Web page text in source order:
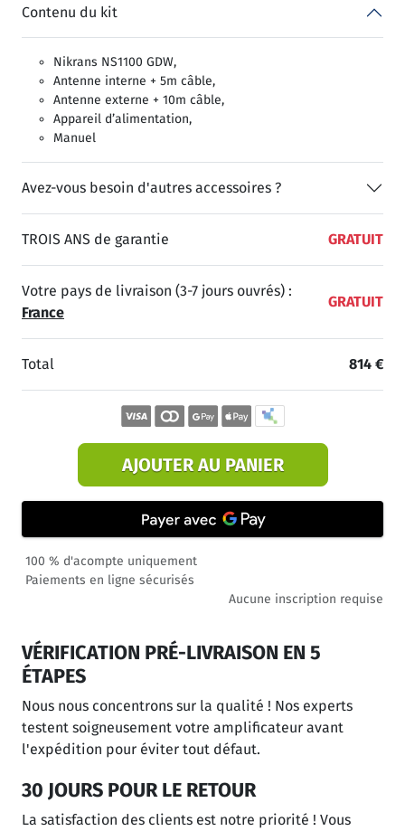
Contenu du kit
Nikrans NS1100 GDW,
Antenne interne + 5m câble,
Antenne externe + 10m câble,
Appareil d’alimentation,
Manuel
Avez-vous besoin d'autres accessoires ?
TROIS ANS de garantie GRATUIT
Votre pays de livraison (3-7 jours ouvrés) :
France
GRATUIT
Total 814 €
AJOUTER AU PANIER
100 % d'acompte uniquement
Paiements en ligne sécurisés
Aucune inscription requise
VÉRIFICATION PRÉ-LIVRAISON EN 5
ÉTAPES
Nous nous concentrons sur la qualité ! Nos experts
testent soigneusement votre amplificateur avant
l'expédition pour éviter tout défaut.
30 JOURS POUR LE RETOUR
La satisfaction des clients est notre priorité ! Vous